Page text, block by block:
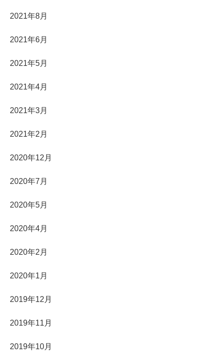
2021年8月
2021年6月
2021年5月
2021年4月
2021年3月
2021年2月
2020年12月
2020年7月
2020年5月
2020年4月
2020年2月
2020年1月
2019年12月
2019年11月
2019年10月